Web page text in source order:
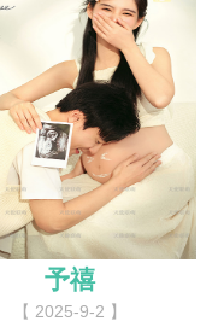
予禧
【 2025-9-2 】